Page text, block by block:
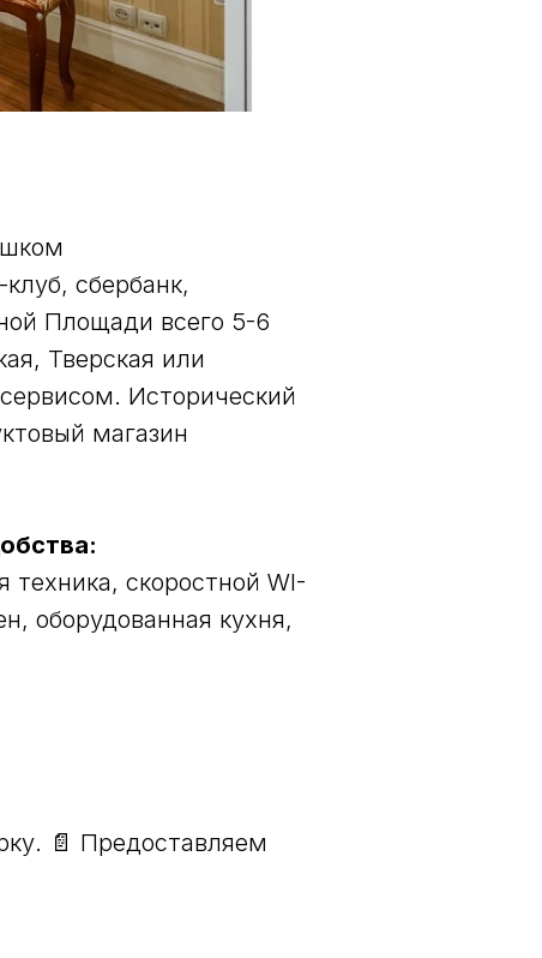
сбербанк,
Площади всего 5-6
Тверская или
Исторический
магазин
скоростной WI-
оборудованная кухня,
📄 Предоставляем